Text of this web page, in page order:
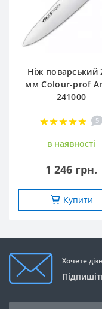
Ніж поварський
мм Сolour-prof
241000
5
в наявностi
1 246 грн.
Купити
Хочете